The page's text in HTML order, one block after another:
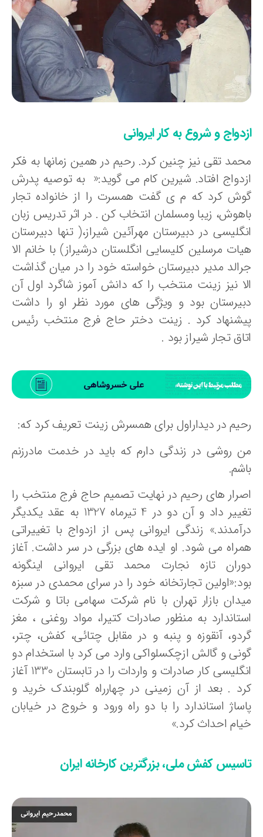
و شروع به کار ایروانی
تقی نیز چنین کرد. رحیم در همین زمانها به فکر
افتاد. شیرین کام می گوید:« به توصیه پدرش
کرد که م ی گفت همسرت را از خانواده تجار
زیبا ومسلمان انتخاب کن . در اثر تدریس زبان
در دبیرستان مهرآئین شیراز،( تنها دبیرستان
مرسلین کلیسایی انگلستان درشیراز) با خانم الا
مدیر دبیرستان خواسته خود را در میان گذاشت
نیز زینت منتخب را که دانش آموز شاگرد اول آن
بود و ویژگی های مورد نظر او را داشت
کرد . زینت دختر حاج فرج منتخب رئیس
تجار شیراز بود .
در دیداراول برای همسرش زینت تعریف کرد که:
روشی در زندگی دارم که باید در خدمت مادرزنم
های رحیم در نهایت تصمیم حاج فرج منتخب را
تغییر داد و آن دو در 4 تیرماه 1327 به عقد یکدیگر
زندگی ایروانی پس از ازدواج با تغییراتی
می شود. او ایده های بزرگی در سر داشت. آغاز
تازه نجارت محمد تقی ایروانی اینگونه
تجارتخانه خود را در سرای محمدی در سبزه
بازار تهران با نام شرکت سهامی باتا و شرکت
به منظور صادرات کتیرا، مواد روغنی ، مغز
آنقوزه و پنبه و در مقابل چتائی، کفش، چتر،
و گالش ازچکسلواکی وارد می کرد با استخدام دو
انگلیسی کار صادرات و واردات را در تابستان 1330 آغاز
. بعد از آن زمینی در چهارراه گلوبندک خرید و
استاندارد را با دو راه ورود و خروج در خیابان
احداث کرد.»
کفش ملی، بزرگترین کارخانه ایران